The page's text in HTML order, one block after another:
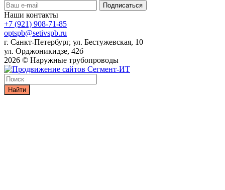
Наши контакты
+7 (921) 908-71-85
optspb@setivspb.ru
г. Санкт-Петербург, ул. Бестужевская, 10
ул. Орджоникидзе, 42б
2026 © Наружные трубопроводы
Найти